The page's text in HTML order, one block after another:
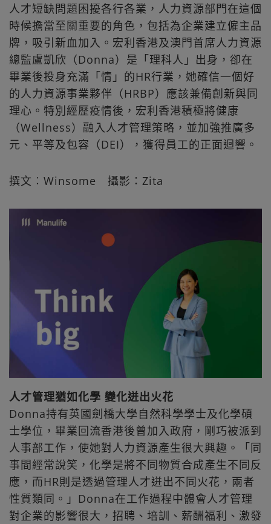
人才短缺問題困擾各行各業，人力資源部門在這個
時候擔當至關重要的角色，包括為企業建立僱主品
牌，吸引新血加入。宏利香港及澳門首席人力資源
總監盧凱欣（Donna）是「理科人」出身，卻在
畢業後投身充滿「情」的HR行業，她確信一個好
的人力資源事業夥伴（HRBP）應該兼備創新與同
理心。特別經歷疫情後，宏利香港積極將健康
（Wellness）融入人才管理策略，並加強推廣多
元、平等及包容（DEI），獲得員工的正面迴響。
撰文︰Winsome 攝影：Zita
人才管理猶如化學 變化迸出火花
Donna持有英國劍橋大學自然科學學士及化學碩
士學位，畢業回流香港後曾加入政府，剛巧被派到
人事部工作，使她對人力資源產生很大興趣。「同
事間經常說笑，化學是將不同物質合成產生不同反
應，而HR則是透過管理人才迸出不同火花，兩者
性質類同。」Donna在工作過程中體會人才管理
對企業的影響很大，招聘、培訓、薪酬福利、激發